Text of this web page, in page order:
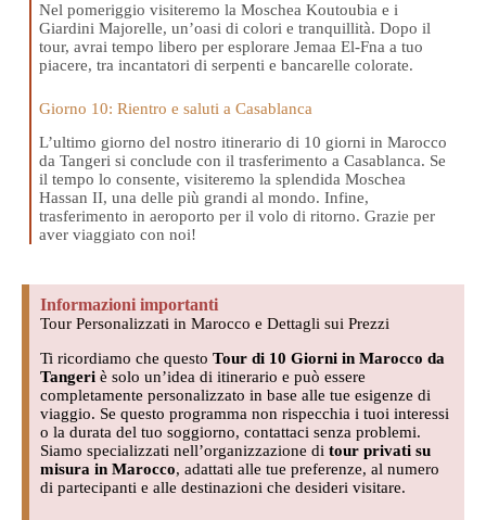
Nel pomeriggio visiteremo la Moschea Koutoubia e i
Giardini Majorelle, un’oasi di colori e tranquillità. Dopo il
tour, avrai tempo libero per esplorare Jemaa El-Fna a tuo
piacere, tra incantatori di serpenti e bancarelle colorate.
Giorno 10: Rientro e saluti a Casablanca
L’ultimo giorno del nostro itinerario di 10 giorni in Marocco
da Tangeri si conclude con il trasferimento a Casablanca. Se
il tempo lo consente, visiteremo la splendida Moschea
Hassan II, una delle più grandi al mondo. Infine,
trasferimento in aeroporto per il volo di ritorno. Grazie per
aver viaggiato con noi!
Informazioni importanti
Tour Personalizzati in Marocco e Dettagli sui Prezzi
Ti ricordiamo che questo Tour di 10 Giorni in Marocco da
Tangeri è solo un’idea di itinerario e può essere
completamente personalizzato in base alle tue esigenze di
viaggio. Se questo programma non rispecchia i tuoi interessi
o la durata del tuo soggiorno, contattaci senza problemi.
Siamo specializzati nell’organizzazione di tour privati su
misura in Marocco, adattati alle tue preferenze, al numero
di partecipanti e alle destinazioni che desideri visitare.